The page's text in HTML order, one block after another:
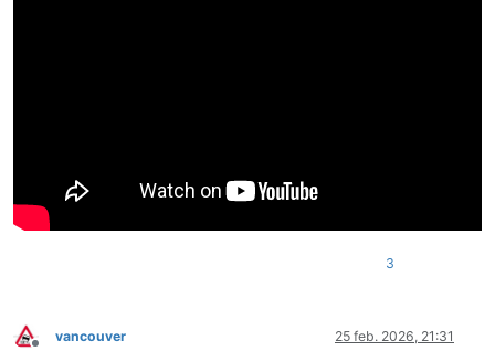
3
Deconectat
vancouver 25 feb. 2026, 21:31